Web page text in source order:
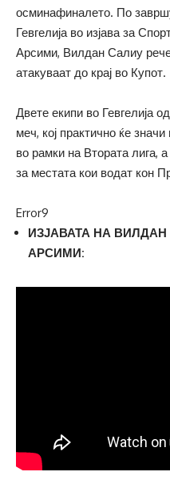
осминафиналето. По
Гевгелија во изјава за
Арсими, Вилдан Салиу
атакуваат до крај во Купот.
Двете екипи во Гевгелија
меч, кој практично ќе
во рамки на Втората лига,
за местата кои водат кон
Error9
ИЗЈАВАТА НА
АРСИМИ: